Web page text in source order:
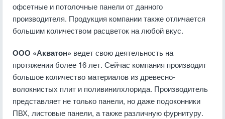
офсетные и потолочные панели от данного
производителя. Продукция компании также отличается
большим количеством расцветок на любой вкус.
ООО «Акватон» ведет свою деятельность на
протяжении более 16 лет. Сейчас компания производит
большое количество материалов из древесно-
волокнистых плит и поливинилхлорида. Производитель
представляет не только панели, но даже подоконники
ПВХ, листовые панели, а также различную фурнитуру.